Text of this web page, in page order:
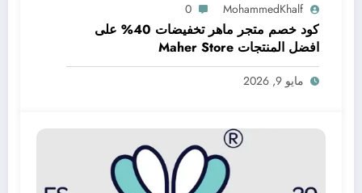
MohammedKhalf
0
كود خصم متجر ماهر تخفيضات 40% على
افضل المنتجات Maher Store
مايو 9, 2026